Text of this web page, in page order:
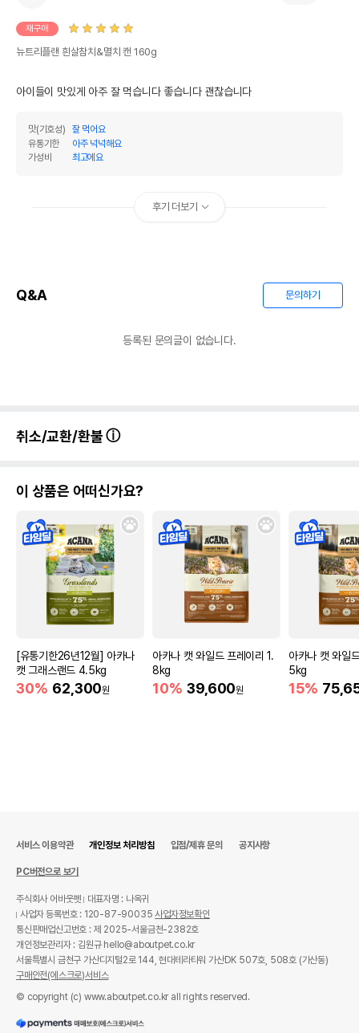
재구매
뉴트리플랜 흰살참치&멸치 캔 160g
아이들이 맛있게 아주 잘 먹습니다 좋습니다 괜찮습니다
맛(기호성)
잘 먹어요
유통기한
아주 넉넉해요
가성비
최고에요
후기 더보기
Q&A 문의하기
등록된 문의글이 없습니다.
취소/교환/환불
이 상품은 어떠신가요?
[유통기한26년12월] 아카나
캣 그래스랜드 4.5kg
30% 62,300원
아카나 캣 와일드 프레이리 1.
8kg
10% 39,600원
아카나 캣 와일
5kg
15%
서비스 이용약관 개인정보 처리방침 입점/제휴 문의 공지사항
PC버전으로 보기
주식회사 어바웃펫
대표자명 : 나옥귀
사업자 등록번호 : 120-87-90035사업자정보확인
통신판매업신고번호 : 제 2025-서울금천-2382호
개인정보관리자 : 김원규 hello@aboutpet.co.kr
서울특별시 금천구 가산디지털2로 144, 현대테라타워 가산DK 507호, 508호 (가산동)
구매안전(에스크로)서비스
© copyright (c) www.aboutpet.co.kr all rights reserved.